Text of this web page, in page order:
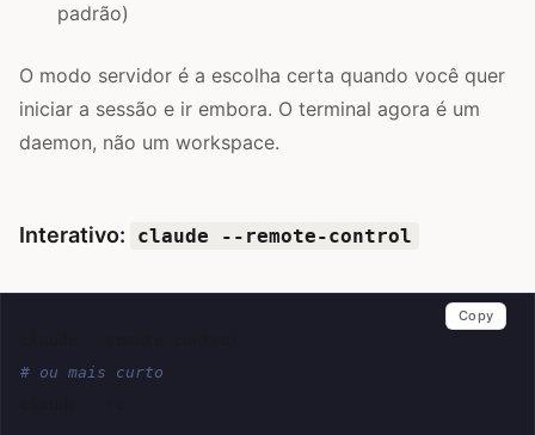
padrão)
O modo servidor é a escolha certa quando você quer
iniciar a sessão e ir embora. O terminal agora é um
daemon, não um workspace.
Interativo: claude --remote-control
# ou mais curto
Copy